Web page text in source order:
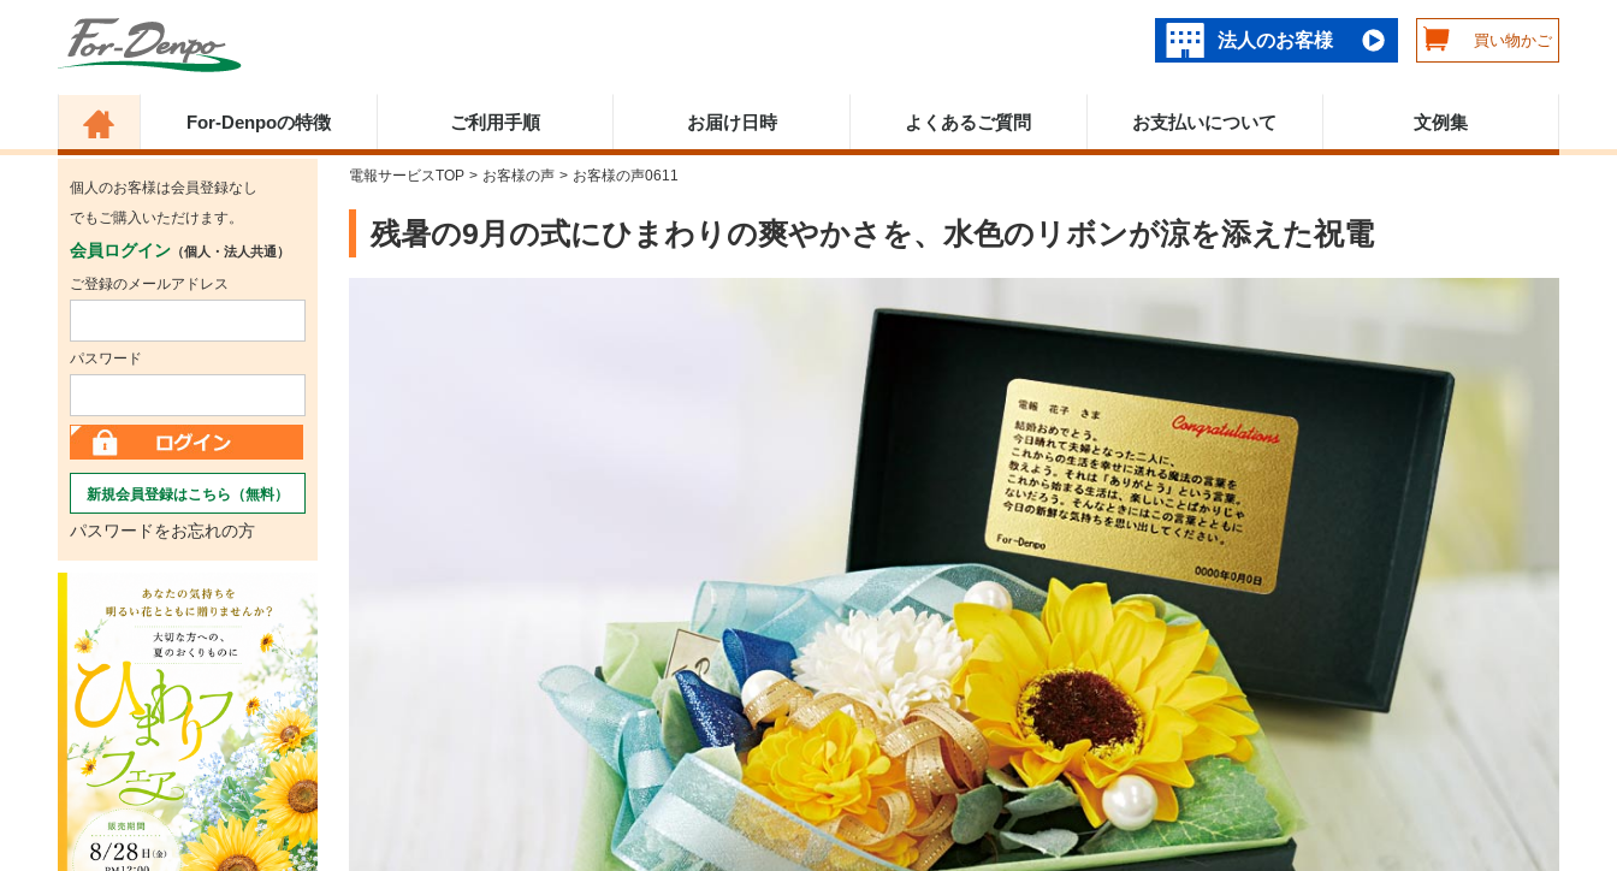
法人のお客様 買い物かご
For-Denpoの特徴 ご利用手順 お届け日時 よくあるご質問 お支払いについて 文例集
個人のお客様は会員登録なし
でもご購入いただけます。
会員ログイン （個人・法人共通）
ご登録のメールアドレス
パスワード
新規会員登録はこちら（無料）
パスワードをお忘れの方
電報サービスTOP > お客様の声 > お客様の声0611
残暑の9月の式にひまわりの爽やかさを、水色のリボンが涼を添えた祝電